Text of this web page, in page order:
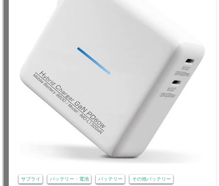
サプライ バッテリー・電池 バッテリー その他バッテリー